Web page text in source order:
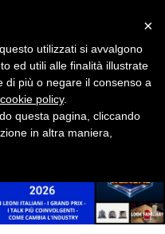
×
utilizzati si avvalgono
ed utili alle finalità illustrate
di più o negare il consenso a
cookie policy.
questa pagina, cliccando
in altra maniera,